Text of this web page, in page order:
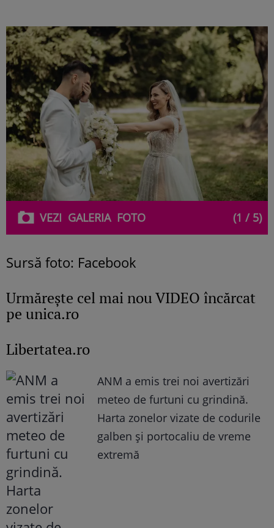
VEZI GALERIAFOTO (1 / 5)
Sursă foto: Facebook
Urmăreşte cel mai nou VIDEO încărcat
pe unica.ro
Libertatea.ro
ANM a emis trei noi avertizări
meteo de furtuni cu grindină.
Harta zonelor vizate de codurile
galben și portocaliu de vreme
extremă